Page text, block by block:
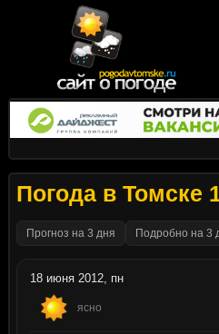
Погода в Томске
Прогноз на 3 дня Подробно на 3
18 июня 2012, пн
ясно